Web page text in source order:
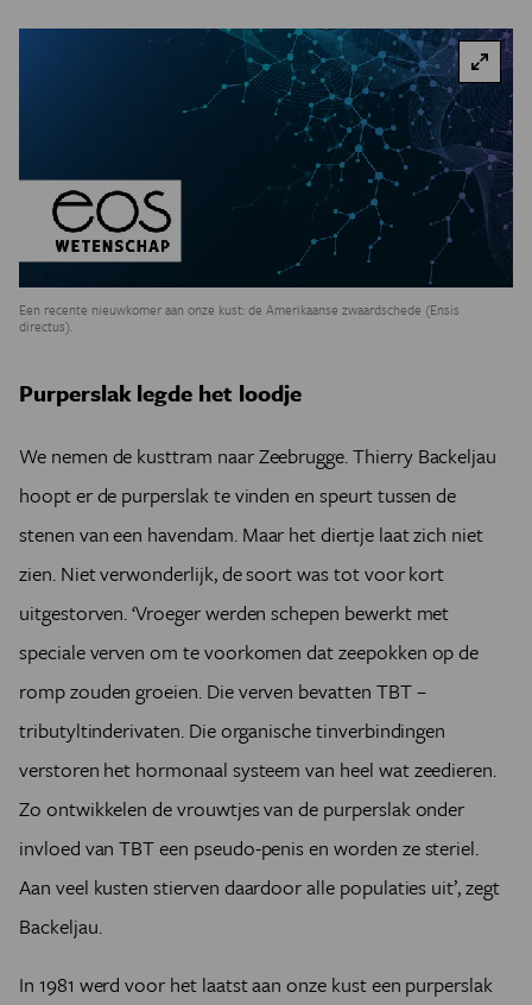
Een recente nieuwkomer aan onze kust: de Amerikaanse zwaardschede (Ensis
directus).
Purperslak legde het loodje
We nemen de kusttram naar Zeebrugge. Thierry Backeljau
hoopt er de purperslak te vinden en speurt tussen de
stenen van een havendam. Maar het diertje laat zich niet
zien. Niet verwonderlijk, de soort was tot voor kort
uitgestorven. ‘Vroeger werden schepen bewerkt met
speciale verven om te voorkomen dat zeepokken op de
romp zouden groeien. Die verven bevatten TBT –
tributyltinderivaten. Die organische tinverbindingen
verstoren het hormonaal systeem van heel wat zeedieren.
Zo ontwikkelen de vrouwtjes van de purperslak onder
invloed van TBT een pseudo-penis en worden ze steriel.
Aan veel kusten stierven daardoor alle populaties uit’, zegt
Backeljau.
In 1981 werd voor het laatst aan onze kust een purperslak